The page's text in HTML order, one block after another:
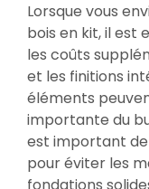
Lorsque vous
bois en kit, il est
les coûts
et les finitions
éléments
importante du
est important de
pour éviter les